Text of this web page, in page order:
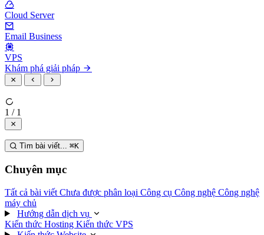
Cloud Server
Email Business
VPS
Khám phá giải pháp
1 / 1
Tìm bài viết... ⌘K
Chuyên mục
Tất cả bài viết Chưa được phân loại Công cụ Công nghệ Công nghệ
máy chủ
Hướng dẫn dịch vụ
Kiến thức Hosting Kiến thức VPS